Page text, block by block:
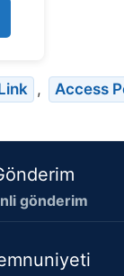
, Access
gönderim